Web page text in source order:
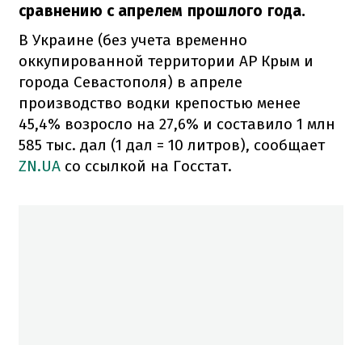
сравнению с апрелем прошлого года.
В Украине (без учета временно
оккупированной территории АР Крым и
города Севастополя) в апреле
производство водки крепостью менее
45,4% возросло на 27,6% и составило 1 млн
585 тыс. дал (1 дал = 10 литров), сообщает
ZN.UA со ссылкой на Госстат.